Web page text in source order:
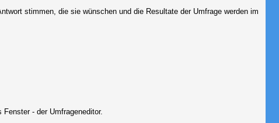
stimmen, die sie wünschen und die Resultate der Umfrage werden im
- der Umfrageneditor.